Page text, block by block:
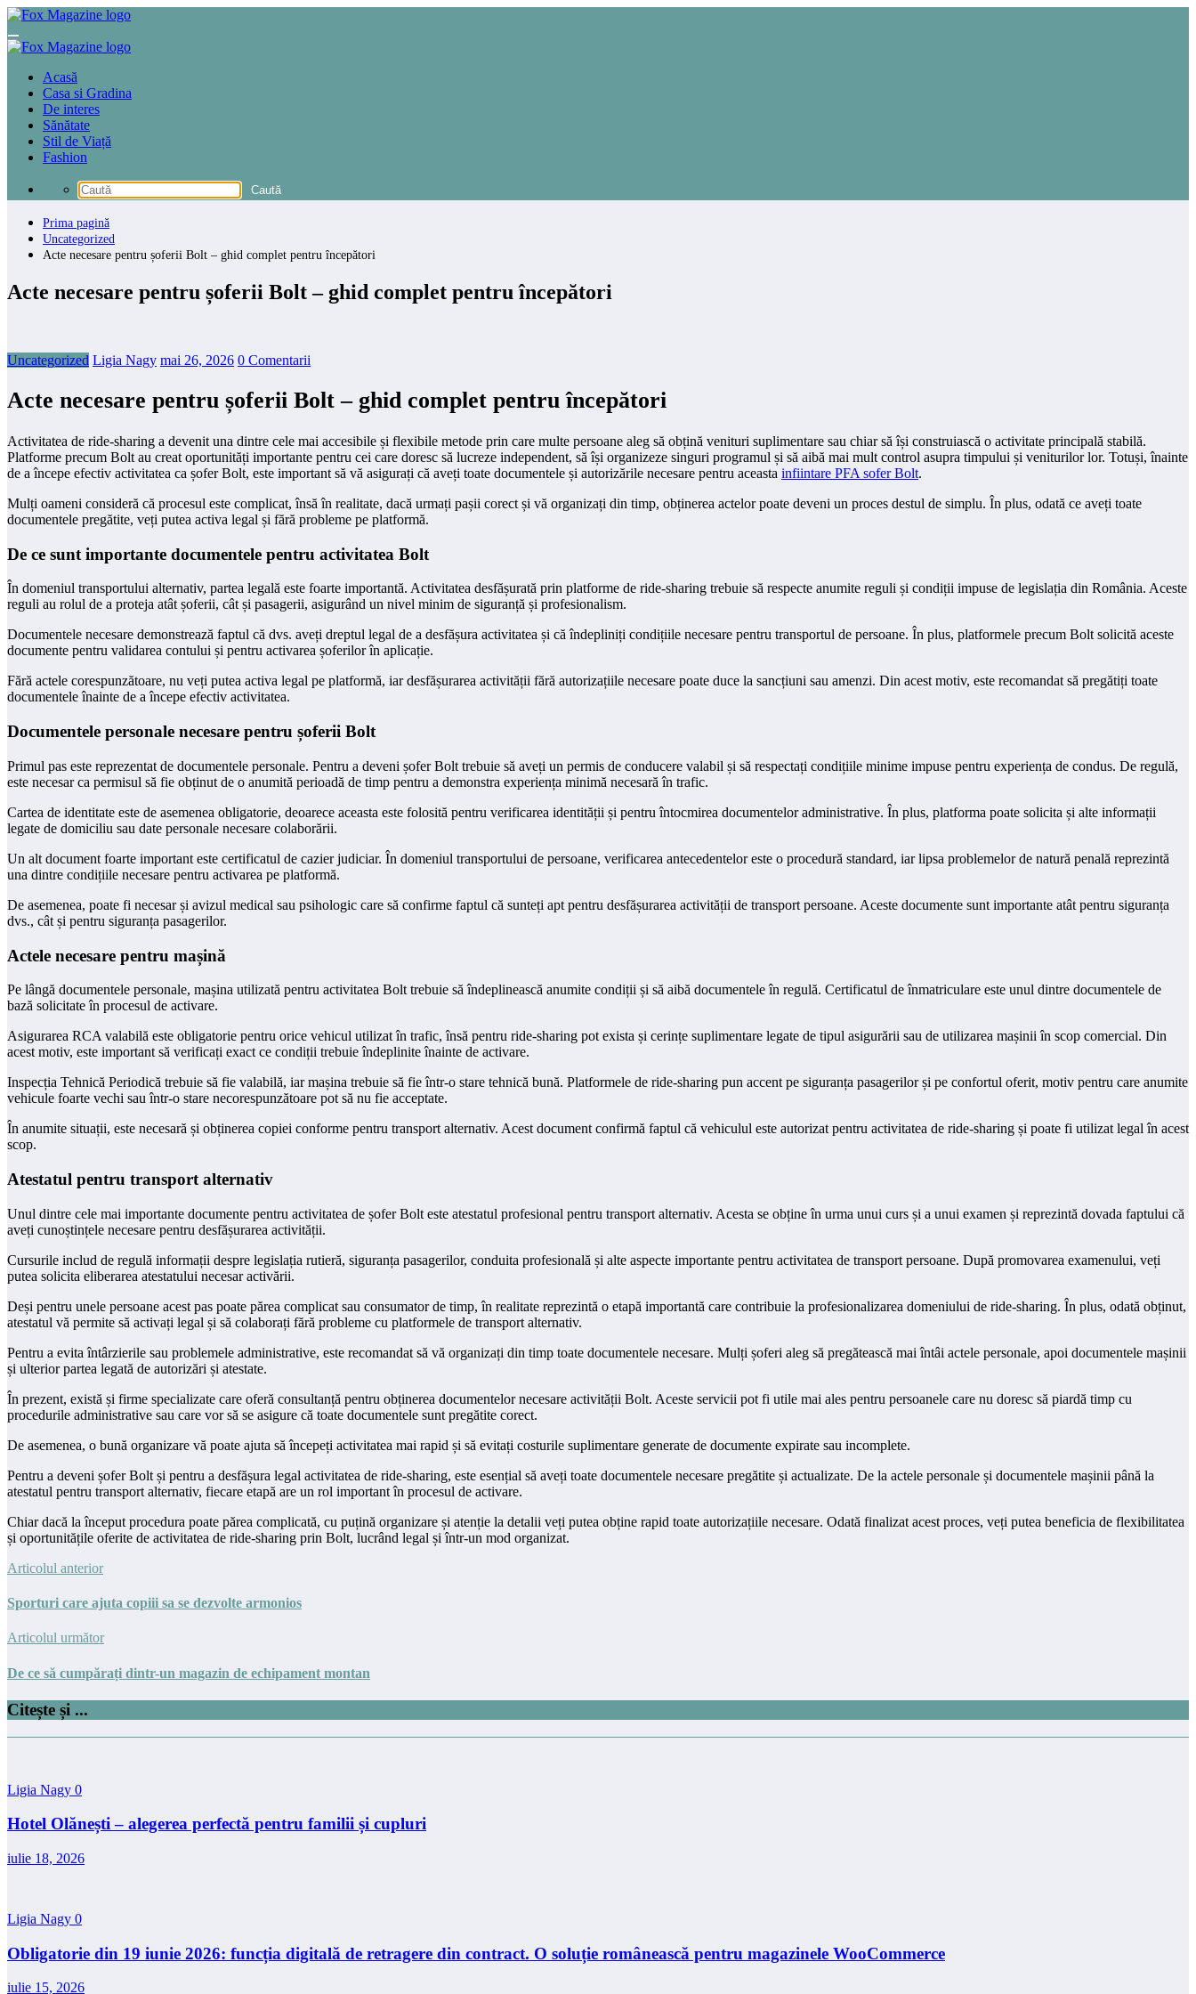
Sari
conținut
Acasă
Casa si Gradina
De interes
Sănătate
Stil de Viață
Fashion
Prima pagină
Uncategorized
Acte necesare pentru șoferii Bolt – ghid complet pentru începători
Acte necesare pentru șoferii Bolt – ghid complet pentru începători
Uncategorized Ligia Nagy mai 26, 2026 0 Comentarii
Acte necesare pentru șoferii Bolt – ghid complet pentru începători
Activitatea de ride-sharing a devenit una dintre cele mai accesibile și flexibile metode prin care multe persoane aleg să obțină venituri suplimentare sau chiar să își construiască o activitate principală stabilă.
Platforme precum Bolt au creat oportunități importante pentru cei care doresc să lucreze independent, să își organizeze singuri programul și să aibă mai mult control asupra timpului și veniturilor lor. Totuși, înainte
de a începe efectiv activitatea ca șofer Bolt, este important să vă asigurați că aveți toate documentele și autorizările necesare pentru aceasta infiintare PFA sofer Bolt.
Mulți oameni consideră că procesul este complicat, însă în realitate, dacă urmați pașii corect și vă organizați din timp, obținerea actelor poate deveni un proces destul de simplu. În plus, odată ce aveți toate
documentele pregătite, veți putea activa legal și fără probleme pe platformă.
De ce sunt importante documentele pentru activitatea Bolt
În domeniul transportului alternativ, partea legală este foarte importantă. Activitatea desfășurată prin platforme de ride-sharing trebuie să respecte anumite reguli și condiții impuse de legislația din România. Aceste
reguli au rolul de a proteja atât șoferii, cât și pasagerii, asigurând un nivel minim de siguranță și profesionalism.
Documentele necesare demonstrează faptul că dvs. aveți dreptul legal de a desfășura activitatea și că îndepliniți condițiile necesare pentru transportul de persoane. În plus, platformele precum Bolt solicită aceste
documente pentru validarea contului și pentru activarea șoferilor în aplicație.
Fără actele corespunzătoare, nu veți putea activa legal pe platformă, iar desfășurarea activității fără autorizațiile necesare poate duce la sancțiuni sau amenzi. Din acest motiv, este recomandat să pregătiți toate
documentele înainte de a începe efectiv activitatea.
Documentele personale necesare pentru șoferii Bolt
Primul pas este reprezentat de documentele personale. Pentru a deveni șofer Bolt trebuie să aveți un permis de conducere valabil și să respectați condițiile minime impuse pentru experiența de condus. De regulă,
este necesar ca permisul să fie obținut de o anumită perioadă de timp pentru a demonstra experiența minimă necesară în trafic.
Cartea de identitate este de asemenea obligatorie, deoarece aceasta este folosită pentru verificarea identității și pentru întocmirea documentelor administrative. În plus, platforma poate solicita și alte informații
legate de domiciliu sau date personale necesare colaborării.
Un alt document foarte important este certificatul de cazier judiciar. În domeniul transportului de persoane, verificarea antecedentelor este o procedură standard, iar lipsa problemelor de natură penală reprezintă
una dintre condițiile necesare pentru activarea pe platformă.
De asemenea, poate fi necesar și avizul medical sau psihologic care să confirme faptul că sunteți apt pentru desfășurarea activității de transport persoane. Aceste documente sunt importante atât pentru siguranța
dvs., cât și pentru siguranța pasagerilor.
Actele necesare pentru mașină
Pe lângă documentele personale, mașina utilizată pentru activitatea Bolt trebuie să îndeplinească anumite condiții și să aibă documentele în regulă. Certificatul de înmatriculare este unul dintre documentele de
bază solicitate în procesul de activare.
Asigurarea RCA valabilă este obligatorie pentru orice vehicul utilizat în trafic, însă pentru ride-sharing pot exista și cerințe suplimentare legate de tipul asigurării sau de utilizarea mașinii în scop comercial. Din
acest motiv, este important să verificați exact ce condiții trebuie îndeplinite înainte de activare.
Inspecția Tehnică Periodică trebuie să fie valabilă, iar mașina trebuie să fie într-o stare tehnică bună. Platformele de ride-sharing pun accent pe siguranța pasagerilor și pe confortul oferit, motiv pentru care anumite
vehicule foarte vechi sau într-o stare necorespunzătoare pot să nu fie acceptate.
În anumite situații, este necesară și obținerea copiei conforme pentru transport alternativ. Acest document confirmă faptul că vehiculul este autorizat pentru activitatea de ride-sharing și poate fi utilizat legal în acest
scop.
Atestatul pentru transport alternativ
Unul dintre cele mai importante documente pentru activitatea de șofer Bolt este atestatul profesional pentru transport alternativ. Acesta se obține în urma unui curs și a unui examen și reprezintă dovada faptului că
aveți cunoștințele necesare pentru desfășurarea activității.
Cursurile includ de regulă informații despre legislația rutieră, siguranța pasagerilor, conduita profesională și alte aspecte importante pentru activitatea de transport persoane. După promovarea examenului, veți
putea solicita eliberarea atestatului necesar activării.
Deși pentru unele persoane acest pas poate părea complicat sau consumator de timp, în realitate reprezintă o etapă importantă care contribuie la profesionalizarea domeniului de ride-sharing. În plus, odată obținut,
atestatul vă permite să activați legal și să colaborați fără probleme cu platformele de transport alternativ.
Pentru a evita întârzierile sau problemele administrative, este recomandat să vă organizați din timp toate documentele necesare. Mulți șoferi aleg să pregătească mai întâi actele personale, apoi documentele mașinii
și ulterior partea legată de autorizări și atestate.
În prezent, există și firme specializate care oferă consultanță pentru obținerea documentelor necesare activității Bolt. Aceste servicii pot fi utile mai ales pentru persoanele care nu doresc să piardă timp cu
procedurile administrative sau care vor să se asigure că toate documentele sunt pregătite corect.
De asemenea, o bună organizare vă poate ajuta să începeți activitatea mai rapid și să evitați costurile suplimentare generate de documente expirate sau incomplete.
Pentru a deveni șofer Bolt și pentru a desfășura legal activitatea de ride-sharing, este esențial să aveți toate documentele necesare pregătite și actualizate. De la actele personale și documentele mașinii până la
atestatul pentru transport alternativ, fiecare etapă are un rol important în procesul de activare.
Chiar dacă la început procedura poate părea complicată, cu puțină organizare și atenție la detalii veți putea obține rapid toate autorizațiile necesare. Odată finalizat acest proces, veți putea beneficia de flexibilitatea
și oportunitățile oferite de activitatea de ride-sharing prin Bolt, lucrând legal și într-un mod organizat.
Articolul anterior
Sporturi care ajuta copiii sa se dezvolte armonios
Articolul următor
De ce să cumpărați dintr-un magazin de echipament montan
Citește și ...
Ligia Nagy 0
Hotel Olănești – alegerea perfectă pentru familii și cupluri
iulie 18, 2026
Ligia Nagy 0
Obligatorie din 19 iunie 2026: funcția digitală de retragere din contract. O soluție românească pentru magazinele WooCommerce
iulie 15, 2026